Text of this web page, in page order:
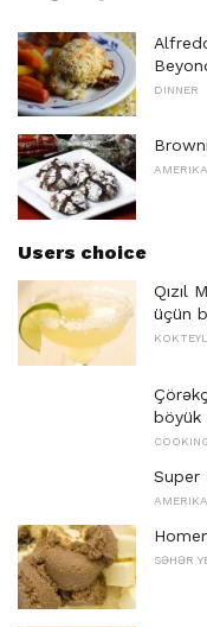
DINNER
Users choice
Qızıl
üçün
böyük
Super
SƏHƏR